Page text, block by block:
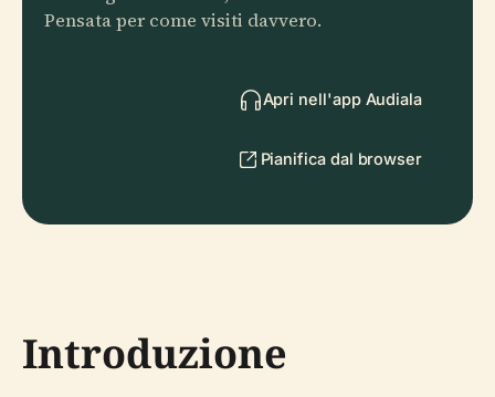
Pensata per come visiti davvero.
Apri nell'app Audiala
Pianifica dal browser
Introduzione